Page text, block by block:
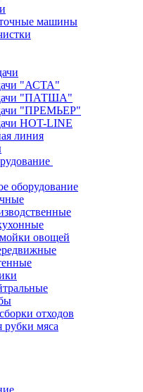
машины
"АСТА"
"ПАТША"
"ПРЕМЬЕР"
HOT-LINE
линия
оборудование
овощей
отходов
рубки мяса